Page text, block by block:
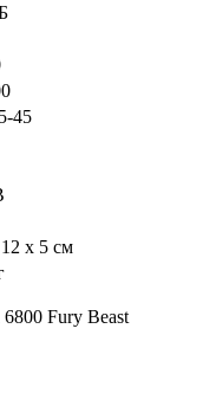
45
x 5 см
Fury Beast